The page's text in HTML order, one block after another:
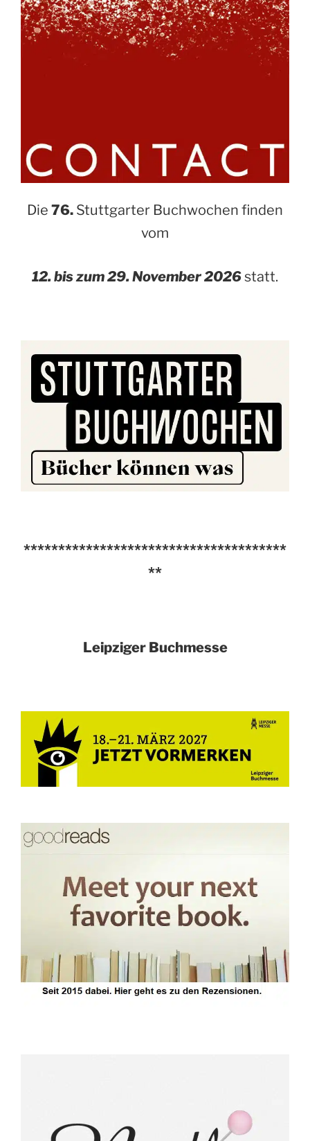
Die 76. Stuttgarter Buchwochen finden
vom
12. bis zum 29. November 2026statt.
**************************************
**
Leipziger Buchmesse